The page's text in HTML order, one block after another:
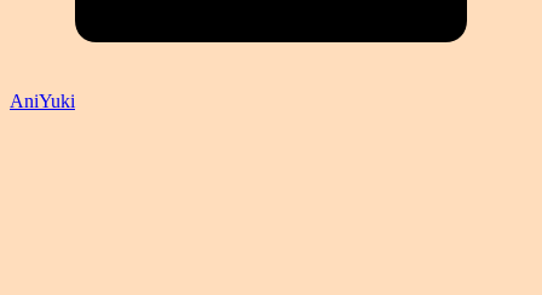
AniYuki